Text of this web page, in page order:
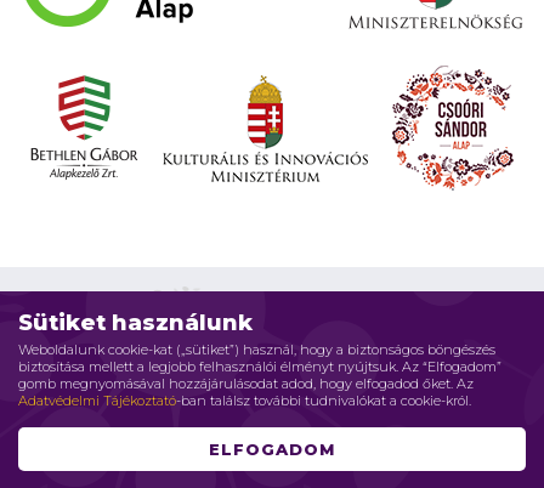
Sütiket használunk
Weboldalunk cookie-kat („sütiket”) használ, hogy a biztonságos böngészés
biztosítása mellett a legjobb felhasználói élményt nyújtsuk. Az “Elfogadom”
gomb megnyomásával hozzájárulásodat adod, hogy elfogadod őket. Az
Adatvédelmi Tájékoztató-ban találsz további tudnivalókat a cookie-król.
ELFOGADOM
Impresszum Adatvédelmi elvek Jogi nyilatkozat